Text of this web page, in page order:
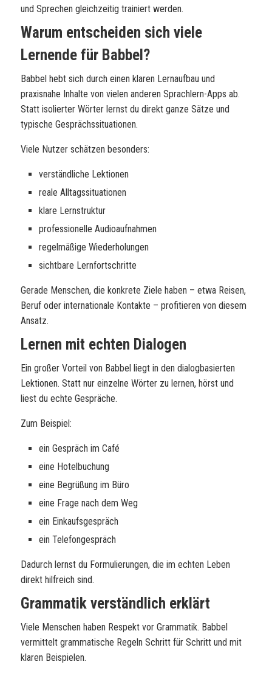
und Sprechen gleichzeitig trainiert werden.
Warum entscheiden sich viele
Lernende für Babbel?
Babbel hebt sich durch einen klaren Lernaufbau und
praxisnahe Inhalte von vielen anderen Sprachlern-Apps ab.
Statt isolierter Wörter lernst du direkt ganze Sätze und
typische Gesprächssituationen.
Viele Nutzer schätzen besonders:
verständliche Lektionen
reale Alltagssituationen
klare Lernstruktur
professionelle Audioaufnahmen
regelmäßige Wiederholungen
sichtbare Lernfortschritte
Gerade Menschen, die konkrete Ziele haben – etwa Reisen,
Beruf oder internationale Kontakte – profitieren von diesem
Ansatz.
Lernen mit echten Dialogen
Ein großer Vorteil von Babbel liegt in den dialogbasierten
Lektionen. Statt nur einzelne Wörter zu lernen, hörst und
liest du echte Gespräche.
Zum Beispiel:
ein Gespräch im Café
eine Hotelbuchung
eine Begrüßung im Büro
eine Frage nach dem Weg
ein Einkaufsgespräch
ein Telefongespräch
Dadurch lernst du Formulierungen, die im echten Leben
direkt hilfreich sind.
Grammatik verständlich erklärt
Viele Menschen haben Respekt vor Grammatik. Babbel
vermittelt grammatische Regeln Schritt für Schritt und mit
klaren Beispielen.